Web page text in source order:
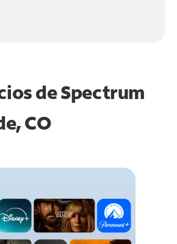
de Spectrum
CO